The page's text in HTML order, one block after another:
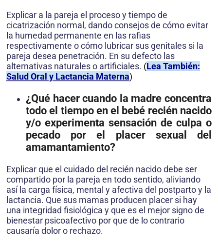
Explicar a la pareja el proceso y tiempo de
cicatrización normal, dando consejos de cómo evitar
la humedad permanente en las rafias
respectivamente o cómo lubricar sus genitales si la
pareja desea penetración. En su defecto las
alternativas naturales o artificiales. (Lea También:
Salud Oral y Lactancia Materna)
¿Qué hacer cuando la madre concentra
todo el tiempo en el bebé recién nacido
y/o experimenta sensación de culpa o
pecado por el placer sexual del
amamantamiento?
Explicar que el cuidado del recién nacido debe ser
compartido por la pareja en todo sentido, aliviando
así la carga física, mental y afectiva del postparto y la
lactancia. Que sus mamas producen placer si hay
una integridad fisiológica y que es el mejor signo de
bienestar psicoafectivo por que de lo contrario
causaría dolor o rechazo.